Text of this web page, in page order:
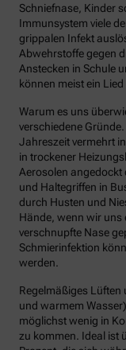
Schniefnase, Kinder
Immunsystem viele
grippalen Infekt
Abwehrstoffe gegen
Anstecken in Schule
können meist ein Lied
Warum es uns
verschiedene
Jahreszeit vermehrt
in trockener
Aerosolen angedockt
und Haltegriffen in
durch Husten und
Hände, wenn wir uns
verschnupfte Nase
Schmierinfektion
werden.
Regelmäßiges Lüften
und warmem
möglichst wenig in
zu kommen. Ideal ist